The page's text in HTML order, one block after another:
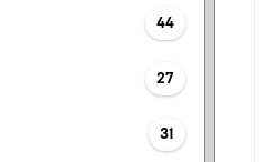
44
27
31